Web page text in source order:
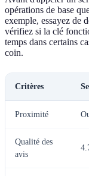
opérations de base
exemple, essayez de
vérifiez si la clé
temps dans certains
coin.
Critères
Proximité
Qualité des
avis